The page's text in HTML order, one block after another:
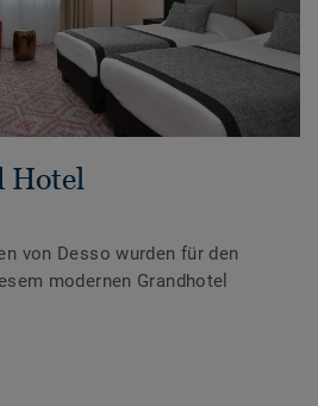
Hotel
von Desso wurden für den
modernen Grandhotel